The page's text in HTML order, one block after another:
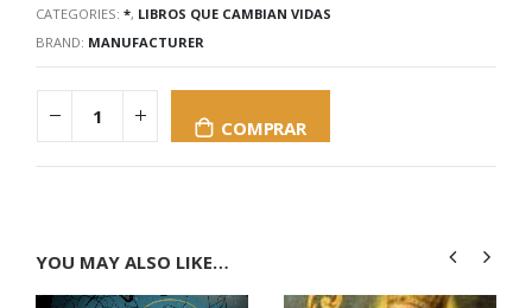
CATEGORIES: *, LIBROS QUE CAMBIAN VIDAS
BRAND: MANUFACTURER
COMPRAR
YOU MAY ALSO LIKE…